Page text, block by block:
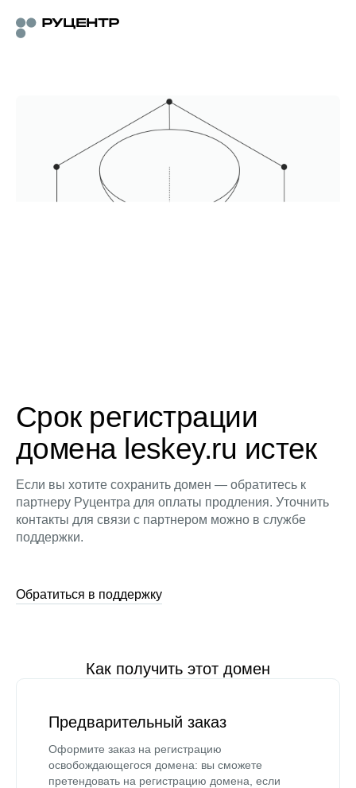
Срок регистрации
домена leskey.ru истек
Если вы хотите сохранить домен — обратитесь к
партнеру Руцентра для оплаты продления. Уточнить
контакты для связи с партнером можно в службе
поддержки.
Обратиться в поддержку
Как получить этот домен
Предварительный заказ
Оформите заказ на регистрацию
освобождающегося домена: вы сможете
претендовать на регистрацию домена, если